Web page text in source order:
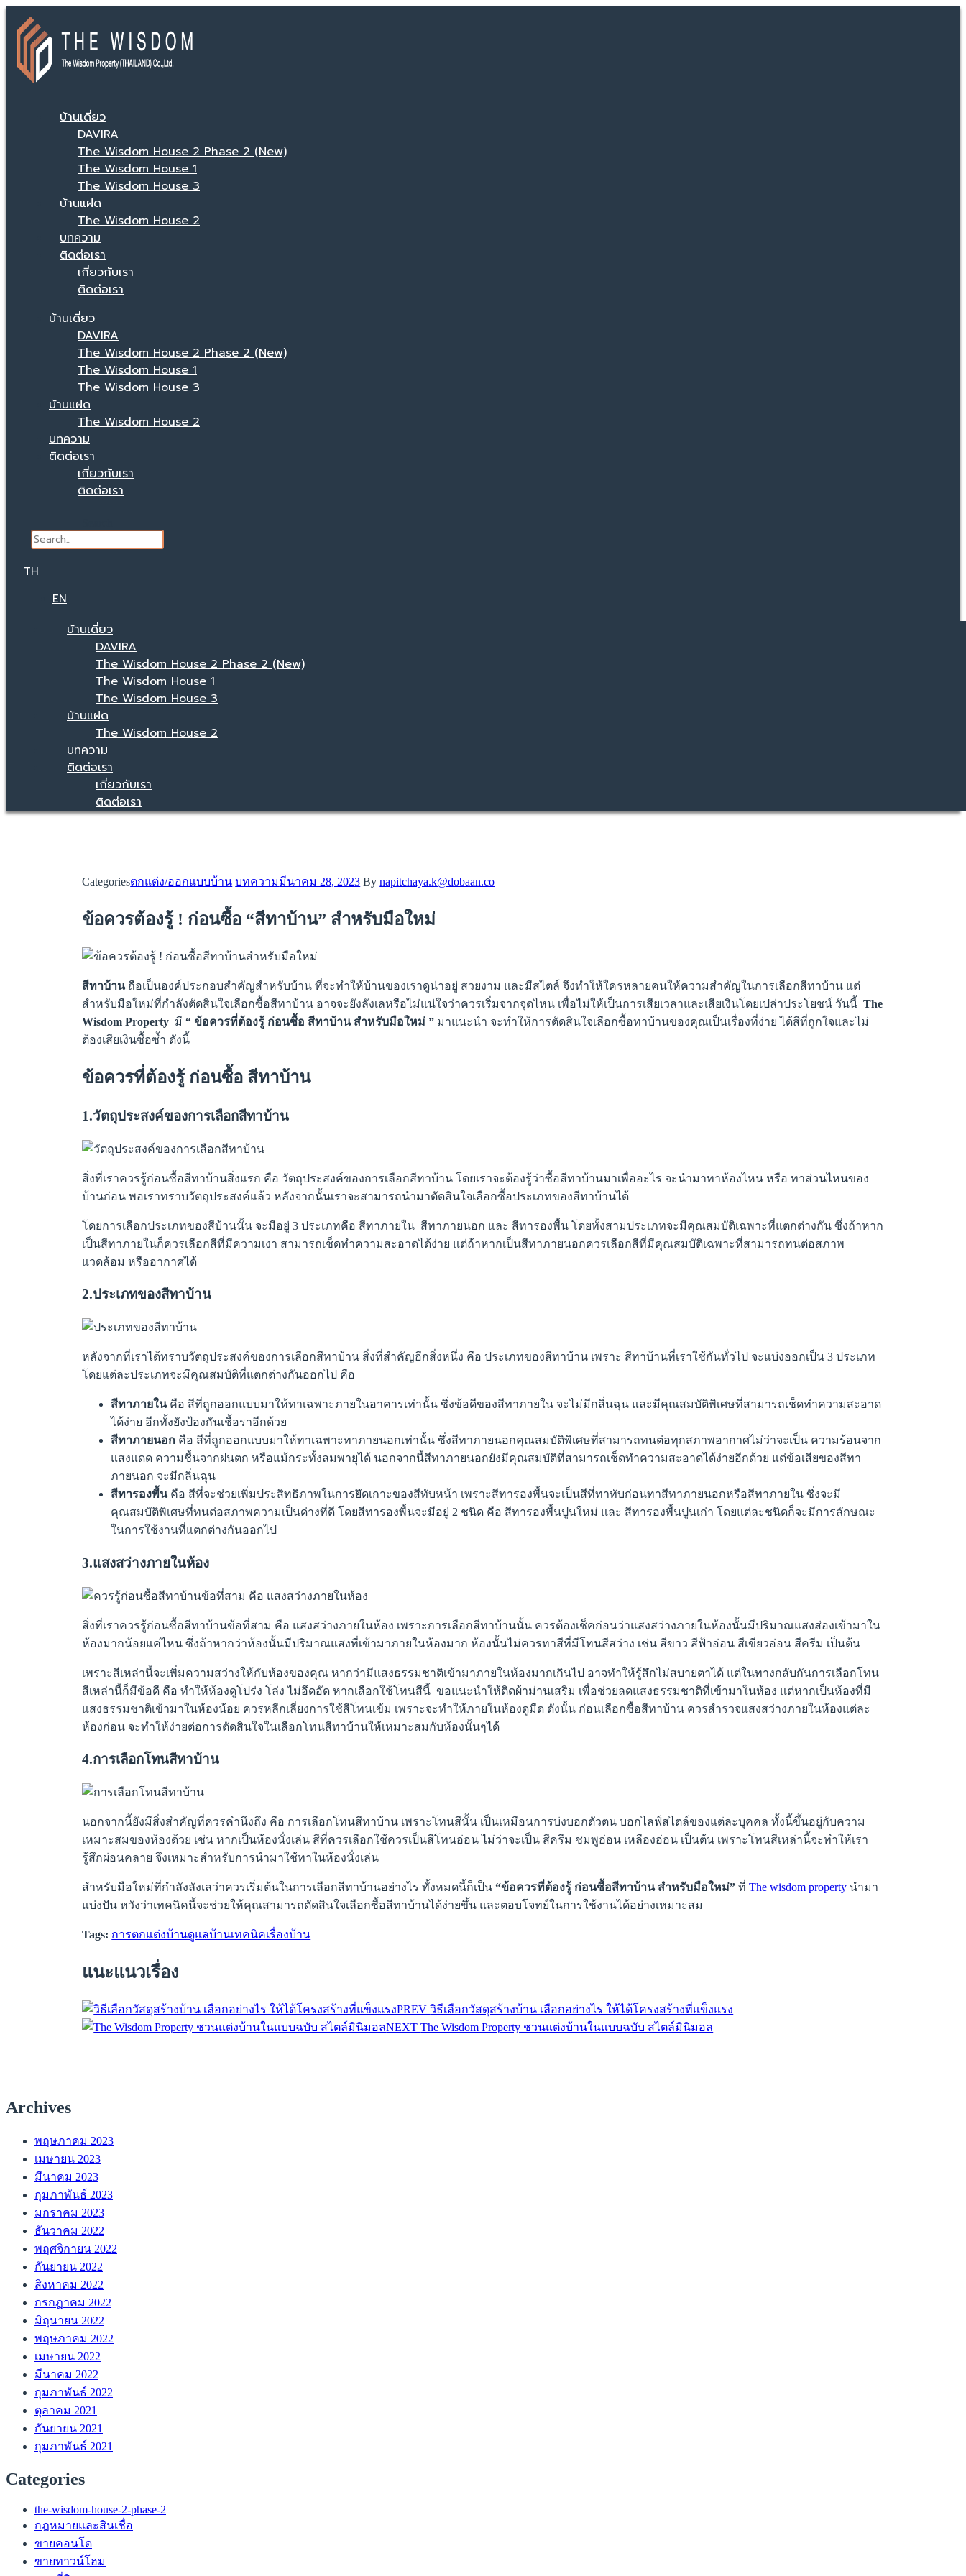
บ้านเดี่ยว
DAVIRA
The Wisdom House 2 Phase 2 (New)
The Wisdom House 1
The Wisdom House 3
บ้านแฝด
The Wisdom House 2
บทความ
ติดต่อเรา
เกี่ยวกับเรา
ติดต่อเรา
บ้านเดี่ยว
DAVIRA
The Wisdom House 2 Phase 2 (New)
The Wisdom House 1
The Wisdom House 3
บ้านแฝด
The Wisdom House 2
บทความ
ติดต่อเรา
เกี่ยวกับเรา
ติดต่อเรา
TH
EN
บ้านเดี่ยว
DAVIRA
The Wisdom House 2 Phase 2 (New)
The Wisdom House 1
The Wisdom House 3
บ้านแฝด
The Wisdom House 2
บทความ
ติดต่อเรา
เกี่ยวกับเรา
ติดต่อเรา
Categoriesตกแต่ง/ออกแบบบ้าน บทความมีนาคม 28, 2023 Bynapitchaya.k@dobaan.co
ข้อควรต้องรู้ ! ก่อนซื้อ “สีทาบ้าน” สำหรับมือใหม่
สีทาบ้านถือเป็นองค์ประกอบสำคัญสำหรับบ้าน ที่จะทำให้บ้านของเราดูน่าอยู่ สวยงาม และมีสไตล์ จึงทำให้ใครหลายคนให้ความสำคัญในการเลือกสีทาบ้าน แต่
สำหรับมือใหม่ที่กำลังตัดสินใจเลือกซื้อสีทาบ้าน อาจจะยังลังเลหรือไม่แน่ใจว่าควรเริ่มจากจุดไหน เพื่อไม่ให้เป็นการเสียเวลาและเสียเงินโดยเปล่าประโยชน์ วันนี้ The
Wisdom Property มี“ ข้อควรที่ต้องรู้ ก่อนซื้อ สีทาบ้าน สำหรับมือใหม่ ” มาแนะนำ จะทำให้การตัดสินใจเลือกซื้อทาบ้านของคุณเป็นเรื่องที่ง่าย ได้สีที่ถูกใจและไม่
ต้องเสียเงินซื้อซ้ำ ดังนี้
ข้อควรที่ต้องรู้ ก่อนซื้อ สีทาบ้าน
1.วัตถุประสงค์ของการเลือกสีทาบ้าน
สิ่งที่เราควรรู้ก่อนซื้อสีทาบ้านสิ่งแรก คือ วัตถุประสงค์ของการเลือกสีทาบ้าน โดยเราจะต้องรู้ว่าซื้อสีทาบ้านมาเพื่ออะไร จะนำมาทาห้องไหน หรือ ทาส่วนไหนของ
บ้านก่อน พอเราทราบวัตถุประสงค์แล้ว หลังจากนั้นเราจะสามารถนำมาตัดสินใจเลือกซื้อประเภทของสีทาบ้านได้
โดยการเลือกประเภทของสีบ้านนั้น จะมีอยู่ 3 ประเภทคือ สีทาภายใน สีทาภายนอก และ สีทารองพื้น โดยทั้งสามประเภทจะมีคุณสมบัติเฉพาะที่แตกต่างกัน ซึ่งถ้าหาก
เป็นสีทาภายในก็ควรเลือกสีที่มีความเงา สามารถเช็ดทำความสะอาดได้ง่าย แต่ถ้าหากเป็นสีทาภายนอกควรเลือกสีที่มีคุณสมบัติเฉพาะที่สามารถทนต่อสภาพ
แวดล้อม หรืออากาศได้
2.ประเภทของสีทาบ้าน
หลังจากที่เราได้ทราบวัตถุประสงค์ของการเลือกสีทาบ้าน สิ่งที่สำคัญอีกสิ่งหนึ่ง คือ ประเภทของสีทาบ้าน เพราะ สีทาบ้านที่เราใช้กันทั่วไป จะแบ่งออกเป็น 3 ประเภท
โดยแต่ละประเภทจะมีคุณสมบัติที่แตกต่างกันออกไป คือ
สีทาภายในคือ สีที่ถูกออกแบบมาให้ทาเฉพาะภายในอาคารเท่านั้น ซึ่งข้อดีของสีทาภายใน จะไม่มีกลิ่นฉุน และมีคุณสมบัติพิเศษที่สามารถเช็ดทำความสะอาด
ได้ง่าย อีกทั้งยังป้องกันเชื้อราอีกด้วย
สีทาภายนอก คือ สีที่ถูกออกแบบมาให้ทาเฉพาะทาภายนอกเท่านั้น ซึ่งสีทาภายนอกคุณสมบัติพิเศษที่สามารถทนต่อทุกสภาพอากาศไม่ว่าจะเป็น ความร้อนจาก
แสงแดด ความชื้นจากฝนตก หรือแม้กระทั้งลมพายุได้ นอกจากนี้สีทาภายนอกยังมีคุณสมบัติที่สามารถเช็ดทำความสะอาดได้ง่ายอีกด้วย แต่ข้อเสียของสีทา
ภายนอก จะมีกลิ่นฉุน
สีทารองพื้นคือ สีที่จะช่วยเพิ่มประสิทธิภาพในการยึดเกาะของสีทับหน้า เพราะสีทารองพื้นจะเป็นสีที่ทาทับก่อนทาสีทาภายนอกหรือสีทาภายใน ซึ่งจะมี
คุณสมบัติพิเศษที่ทนต่อสภาพความเป็นด่างที่ดี โดยสีทารองพื้นจะมีอยู่ 2 ชนิด คือ สีทารองพื้นปูนใหม่ และ สีทารองพื้นปูนเก่า โดยแต่ละชนิดก็จะมีการลักษณะ
ในการใช้งานที่แตกต่างกันออกไป
3.แสงสว่างภายในห้อง
สิ่งที่เราควรรู้ก่อนซื้อสีทาบ้านข้อที่สาม คือ แสงสว่างภายในห้อง เพราะการเลือกสีทาบ้านนั้น ควรต้องเช็คก่อนว่าแสงสว่างภายในห้องนั้นมีปริมาณแสงส่องเข้ามาใน
ห้องมากน้อยแค่ไหน ซึ่งถ้าหากว่าห้องนั้นมีปริมาณแสงที่เข้ามาภายในห้องมาก ห้องนั้นไม่ควรทาสีที่มีโทนสีสว่าง เช่น สีขาว สีฟ้าอ่อน สีเขียวอ่อน สีครีม เป็นต้น
เพราะสีเหล่านี้จะเพิ่มความสว่างให้กับห้องของคุณ หากว่ามีแสงธรรมชาติเข้ามาภายในห้องมากเกินไป อาจทำให้รู้สึกไม่สบายตาได้ แต่ในทางกลับกันการเลือกโทน
สีเหล่านี้ก็มีข้อดี คือ ทำให้ห้องดูโปร่ง โล่ง ไม่อึดอัด หากเลือกใช้โทนสีนี้ ขอแนะนำให้ติดผ้าม่านเสริม เพื่อช่วยลดแสงธรรมชาติที่เข้ามาในห้อง แต่หากเป็นห้องที่มี
แสงธรรมชาติเข้ามาในห้องน้อย ควรหลีกเลี่ยงการใช้สีโทนเข้ม เพราะจะทำให้ภายในห้องดูมืด ดังนั้น ก่อนเลือกซื้อสีทาบ้าน ควรสำรวจแสงสว่างภายในห้องแต่ละ
ห้องก่อน จะทำให้ง่ายต่อการตัดสินใจในเลือกโทนสีทาบ้านให้เหมาะสมกับห้องนั้นๆได้
4.การเลือกโทนสีทาบ้าน
นอกจากนี้ยังมีสิ่งสำคัญที่ควรคำนึงถึง คือ การเลือกโทนสีทาบ้าน เพราะโทนสีนั้น เป็นเหมือนการบ่งบอกตัวตน บอกไลฟ์สไตล์ของแต่ละบุคคล ทั้งนี้ขึ้นอยู่กับความ
เหมาะสมของห้องด้วย เช่น หากเป็นห้องนั่งเล่น สีที่ควรเลือกใช้ควรเป็นสีโทนอ่อน ไม่ว่าจะเป็น สีครีม ชมพูอ่อน เหลืองอ่อน เป็นต้น เพราะโทนสีเหล่านี้จะทำให้เรา
รู้สึกผ่อนคลาย จึงเหมาะสำหรับการนำมาใช้ทาในห้องนั่งเล่น
สำหรับมือใหม่ที่กำลังลังเลว่าควรเริ่มต้นในการเลือกสีทาบ้านอย่างไร ทั้งหมดนี้ก็เป็น“ข้อควรที่ต้องรู้ ก่อนซื้อสีทาบ้าน สำหรับมือใหม่” ที่The wisdom property นำมา
แบ่งปัน หวังว่าเทคนิคนี้จะช่วยให้คุณสามารถตัดสินใจเลือกซื้อสีทาบ้านได้ง่ายขึ้น และตอบโจทย์ในการใช้งานได้อย่างเหมาะสม
Tags: การตกแต่งบ้านดูแลบ้านเทคนิคเรื่องบ้าน
แนะแนวเรื่อง
PREVวิธีเลือกวัสดุสร้างบ้าน เลือกอย่างไร ให้ได้โครงสร้างที่แข็งแรง
NEXTThe Wisdom Property ชวนแต่งบ้านในแบบฉบับ สไตล์มินิมอล
Archives
พฤษภาคม 2023
เมษายน 2023
มีนาคม 2023
กุมภาพันธ์ 2023
มกราคม 2023
ธันวาคม 2022
พฤศจิกายน 2022
กันยายน 2022
สิงหาคม 2022
กรกฎาคม 2022
มิถุนายน 2022
พฤษภาคม 2022
เมษายน 2022
มีนาคม 2022
กุมภาพันธ์ 2022
ตุลาคม 2021
กันยายน 2021
กุมภาพันธ์ 2021
Categories
the-wisdom-house-2-phase-2
กฎหมายและสินเชื่อ
ขายคอนโด
ขายทาวน์โฮม